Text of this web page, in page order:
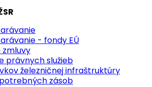
- fondy EÚ
zmluvy
právnych služieb
železničnej infraštruktúry
zásob